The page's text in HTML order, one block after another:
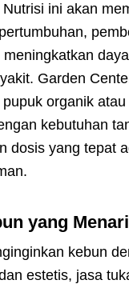
ini akan
Garden
organik
kebutuhan
dosis yang tepat
yang
kebun
estetis, jasa